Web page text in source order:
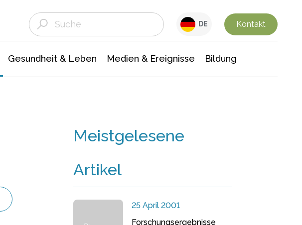
DE Kontakt
Gesundheit & Leben Medien & Ereignisse Bildung
Meistgelesene
Artikel
25 April 2001
Forschungsergebnisse